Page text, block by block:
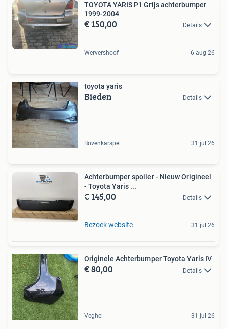
TOYOTA YARIS P1 Grijs achterbumper
1999-2004
€ 150,00 Details
Wervershoof 6 aug 26
toyota yaris
Bieden Details
Bovenkarspel 31 jul 26
Achterbumper spoiler - Nieuw Origineel
- Toyota Yaris ...
€ 145,00 Details
Bezoek website 31 jul 26
Originele Achterbumper Toyota Yaris IV
€ 80,00 Details
Veghel 31 jul 26